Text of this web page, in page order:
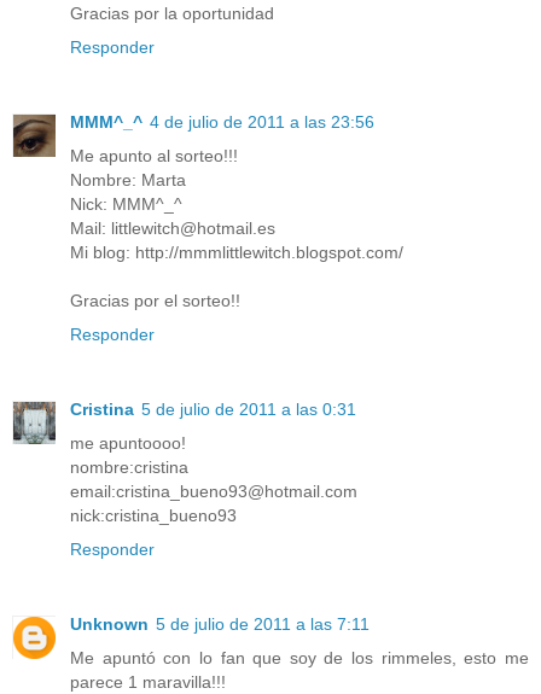
Gracias por la oportunidad
Responder
MMM^_^ 4 de julio de 2011 a las 23:56
Me apunto al sorteo!!!
Nombre: Marta
Nick: MMM^_^
Mail: littlewitch@hotmail.es
Mi blog: http://mmmlittlewitch.blogspot.com/
Gracias por el sorteo!!
Responder
Cristina 5 de julio de 2011 a las 0:31
me apuntoooo!
nombre:cristina
email:cristina_bueno93@hotmail.com
nick:cristina_bueno93
Responder
Unknown 5 de julio de 2011 a las 7:11
Me apuntó con lo fan que soy de los rimmeles, esto me
parece 1 maravilla!!!